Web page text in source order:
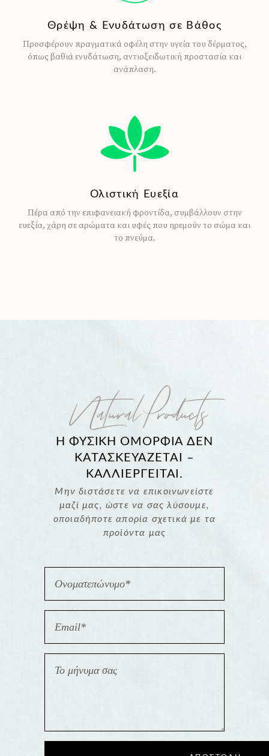
Θρέψη & Ενυδάτωση σε Βάθος
Προσφέρουν πραγματικά οφέλη στην υγεία του δέρματος,
όπως βαθιά ενυδάτωση, αντιοξειδωτική προστασία και
ανάπλαση.
Ολιστική Ευεξία
Πέρα από την επιφανειακή φροντίδα, συμβάλλουν στην
ευεξία, χάρη σε αρώματα και υφές που ηρεμούν το σώμα και
το πνεύμα.
Natural Products
Η ΦΥΣΙΚΗ ΟΜΟΡΦΙΑ ΔΕΝ
ΚΑΤΑΣΚΕΥΑΖΕΤΑΙ –
ΚΑΛΛΙΕΡΓΕΙΤΑΙ.
Μην διστάσετε να επικοινωνείστε
μαζί μας, ώστε να σας λύσουμε,
οποιαδήποτε απορία σχετικά με τα
προϊόντα μας